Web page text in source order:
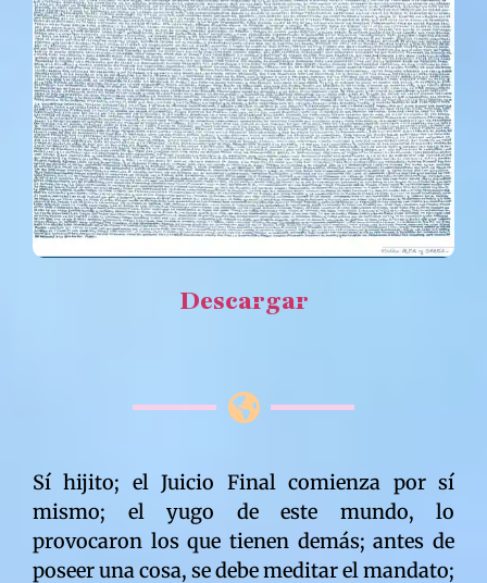
Descargar
Sí hijito; el Juicio Final comienza por sí mismo; el yugo de este mundo, lo provocaron los que tienen demás; antes de poseer una cosa, se debe meditar el mandato; por sobre todas las cosas; el mandato que se refiere al Padre; y dice el Mandamiento: No robarás; y poseer más de lo que sus hermanos poseen, es un robo; porque todo el que poseyó más que otro, no entrará al Reino de los Cielos; y la causa de que así no ocurrió en el mundo, se debe al sistema de vida, que os gobernó y que poco le queda; estos demonios que vosotros llamáis capitalistas, no respetaron la Ley del Padre; no le tomaron en cuenta, como les fué mandado; y como ellos mismos, lo prometieron en el Reino; este olvido de estos demonios, es la causa de vuestro llorar y crujir de dientes; nadie debió tener más que otro; cualquiera que haya sido la forma de gobierno; nunca debísteis haber violado la Ley del Padre; porque en alguna época de futuro, tendríais que reconocer vuestro error; ¿no se os avisó por las Escrituras, que habría un Juicio Final? ¿no se os advirtió que: es más fácil que entre un rico en el Reino de los Cielos, si nó violó la Ley; porque es más fácil que entre uno que logró su abundancia con sudor de frente, que uno que la logró por astucia, engaño é hipocrecía; y aún siendo así, ningún rico entra al Reino de los Cielos; el ejemplo anterior es un orden de justicia dentro de la injusticia; porque a nadie se le mandó enriquecerse; tal filosofía es lo opuesto a los Mandamientos y a la Ley del Padre; todo rico deberá escoger entre dos destinos: ó ser siendo rico y morir como muere un mortal; ó renunciar a la abundancia que nunca le perteneció y ser resucitado en carne eterna; libre albedrío tienen las criaturas; el divino Padre a nadie obliga; la criatura escoge; tal como escogieron el camino de la muerte, los que habiendo visto la Revelación en su principio, la despreciaron; porque no serán resucitados en este mundo; el desprecio no puede ser premiado; todos prometieron ser los primeros, en dar a conocer la Revelación en el mundo; y llegado el momento, hacen lo opuesto; la desprecian y callan; privan a otros de saber las Nuevas del Padre; eso es egoísmo intelectual; porque escrito fué: El que tenga ojos que vea y lea; el que tenga boca que hable y comente; el que tenga oídos que oiga y disierne; esto es lo que no hicieron los egoístas, que despreciaron mi palabra; perdieron la oportunidad de ser los primeros; en entrar al Reino de los Cielos; en otras exsistencias y en otros mundos, hicieron igual; y de verdad os digo, que estos egoístas sin excepción alguna, prolongaron vuestro propio castigo, por faltar a la Ley; porque desde que vieron los Rollos del Cordero y no dieron cuenta al mundo, vuestros segundos vividos en la violación, siguieron aumentando; es decir que cuando se anuncia la aparición de una Revelación en el instante mismo que se vé, se lee y se oye, el mundo comienza a cambiar; porque se hace presente el arrepentimiento; y vuestro puntaje en la violación cesa; porque cambian vuestras ideas en la más mínima unidad de tiempo; el tiempo transcurrido desde que mi Hijo Primogénito presentó al primer mortal la nueva doctrina, es de cinco años; calculad los segundos que contienen cinco años; y agregadlos a vuestro puntaje; sí hijos de la soberbia y la ignorancia; vosotros que despreciásteis a mi enviado, maldecidos seréis por el mundo; porque con vuestra ignorancia y vuestra ilusión, más los condenásteis; más os valdría no haber nacido; la riqueza que cada cual acumuló en su vida, violando la Ley, no debe permanecer ni un instante más, en vuestro poder; porque a cada instante transcurren segundos; a cada instante aumenta vuestro puntaje en las tinieblas; más os alejáis del Reino de los Cielos; porque más aumentan las exsistencias, que tendréis que cumplir fuera de él; y sabiendo la nueva Ley y de su nuevo mandato, y no hicísteis caso, vuestro puntaje sea multiplicado por tres; por cada segundo de violación y desobediencia, tendréis que cumplir tres exsistencias fuera del Reino, por cada segundo; así es y así sea hasta la consumación de los siglos; la riqueza es un producto maldito; porque ningún rico entrará al Reino de los Cielos; porque desoyeron los avisos de las Escrituras; la riqueza es una debilidad del espíritu; porque no perfecciona las virtudes; las esclaviza; y ningún esclavizado por su propia voluntad, entrará al Reino de los Cielos; la riqueza fué y es la perdición de la humanidad; porque satanás se valió de ella para ilusionaros; y desde el momento en que no entráis al Reino del Padre, sóis de satanás; porque no se puede servir a dos señores; ningún dividido en sus ideas, a entrado al Reino de los Cielos; la ilusión que la recibísteis de padre a hijo, os entretuvo en la vida, por caminos falsos; a cada instante y sin daros cuenta de ello, os fuísteis alejando del Reino; y de verdad os digo, que serán trillones y trillones las exsistencias que tendréis que cumplir en lejanos mundos, antes de poder entrar al Reino de los Cielos; y cuando leaís esta Ley, se os llenarán los ojos de lágrimas; porque las virtudes presienten el fín; un fín de las que ellas son inocentes; el culpable es vuestro espíritu; porque fué el que lanzó la primera piedra en las ideas; fué el que hizo el destino; y la suerte escrita estaba en el espíritu; la suerte de la que tanto hablásteis en la vida, no exsiste; porque el Padre no hace las cosas al azar; las hace con principios y causas; la llamada suerte es un concepto salido de la inseguridad espíritual y de la ignorancia; y fué astutamente explotado por los engañadores de siempre; y de verdad os digo, que todo aquél ó aquélla que se lucró sacando la suerte, no entrarán al Reino de los Cielos; y deberán gritar ante el mundo, que fueron sus engañadores; porque estos demonios así lo pidieron en el Reino de los Cielos; así lo pidieron cuando pidieron Juicio Final; y si no lo cumplen, serán maldecidos por el Padre Jehova; y el mundo los despreciará; tal como ocurrió en el pasado; y todos los que cometieron asesinatos y abusos físicos, creyendo que nadie los veía, cumplirán la misma Ley; deberán gritar ante el mundo, a quienes mataron y a quienes golpearon; y si estos demonios no cumplen su ley, maldecidos serán por el Padre Jehova; y el mundo los despreciará; y todos los engañadores y asesinos, serán descubiertos por el poder mental de mi Hijo Primogénito; tal como ocurrió en el pasado; y todo demonio huirá de su presencia; más, tarde ó temprano, gritarán que son demonios; y todos aquéllos ó aquéllas que ocultaron a asesinos y ladrones, deberán gritarlo ante el mundo; y cumplir lo que pidieron en el Reino; y si no lo hacen, maldecidos serán por el Padre Jehova; y todas aquéllas que esperando hijos herencias de arriba y abajo, las mataron ó las mataron antes de nacer, malditas sean; porque se mandó no matar; y mucho menos a la inocencia; que nada malo a hecho en el mundo; la maldad oculta será dada a ellas mismas; y todos los espíritus que fueron asesinados en vida, esperan a sus matadores en el Reino de los Cielos; porque claman justicia; la justicia del Padre está arriba y abajo; tal como se os enseñó; jusjará a vivos abajo, y muertos arriba; espíritus que estuvieron un instante abajo y se pasaron a arriba; a donde vaya el espíritu, encuentra su justicia; ¿no se os enseñó que Dios está en todas partes?; y no sólo atiende a los espíritus humanos; sino que a todos los espíritus de todos los mundos; atiende a una creación que no tiene fín; la riqueza fué la causa de casi todos los males de este mundo; al crear la necesidad, creó el dolor; la injusticia; y de verdad os digo, que este mundo tiene abundancia tal, como para que nadie conozca el hambre; y si en este mundo se conoció el hambre, se debió a los demonios del capitalismo; que sólo miraron su poder y nó la necesidad; ningún demonio del dinero, entrará al Reino de los Cielos; hasta que paguen la deuda que tienen con el mundo; con cada una de sus criaturas; con cada segundo de hambre que cada una de ellas pasó; incluyendo a las generaciones que ya partieron; y los están esperando en el Reino para cobrar su justicia; el capitalismo tiene sus días contados; porque se acerca el Juicio Final; el Juicio que os fué anunciado a través de los siglos; un Juicio que se llevará a efecto arriba y abajo; vivos y espíritus desencarnados; porque dejaron sus carnes en la Tierra; toda forma física que se tenga, es ajena al Juicio del espíritu; y no dejan de ser juzjados, espíritu y carne; la causa de ello está en las leyes de la invisibilidad; estas leyes han exsistido siempre; y ellas explican el mecanismo de la eternidad de la que sóis herederos; una eternidad heredada del Padre; y contada por mi Hijo Primogénito y por muchos enviados; por los profetas y muchas otras criaturas; ¿no se os enseñó que de todo hay en la creación del Padre? hay por lo tanto visibilidad e invisibilidad; ¿y no se os enseñó que vuestro Dios es infinito? las Leyes del Padre se dan para ser creídas; porque vosotros sóis una realidad viviente; quien no creyó en la exsistencia de lo invisible, nadie creerá en él en la misma invisibilidad; en el mismo Reino de los Cielos; la invisibilidad es tan material, como lo es vuestro presente; lo que sucede es que con vuestros ojos, no podéis llegar a ella; ¿véis acaso el mundo de vuestros microbios? sólo con ciertos instrumentos llegáis a una parte de ellos; vuestro Juicio Final parte desde lo más microscópico que vuestra mente pueda imaginar; ¿no se os enseñó que todo humilde es primero ante Dios? todo humilde sea del espíritu ó la materia, no se deja ver; tal es su humildad; el mundo invisible no se deja ver ante vosotros; porque siendo viviente, así lo pidió; tal como vosotros pedísteis vuestro destino; el mundo invisible respetó vuestra vida de prueba; vuestro olvido voluntario del pasado; el mundo invisible se hará visible al mundo; esto es cielos abiertos; tal como era al principio del mundo; cuando la Tierra era chiquitita; y tenía el porte